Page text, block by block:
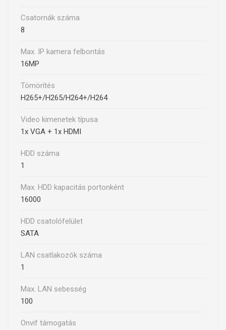
Csatornák száma
8
Max. IP kamera felbontás
16MP
Tömörítés
H265+/H265/H264+/H264
Video kimenetek típusa
1x VGA + 1x HDMI
HDD száma
1
Max. HDD kapacitás portonként
16000
HDD csatolófelület
SATA
LAN csatlakozók száma
1
Max. LAN sebesség
100
Onvif támogatás